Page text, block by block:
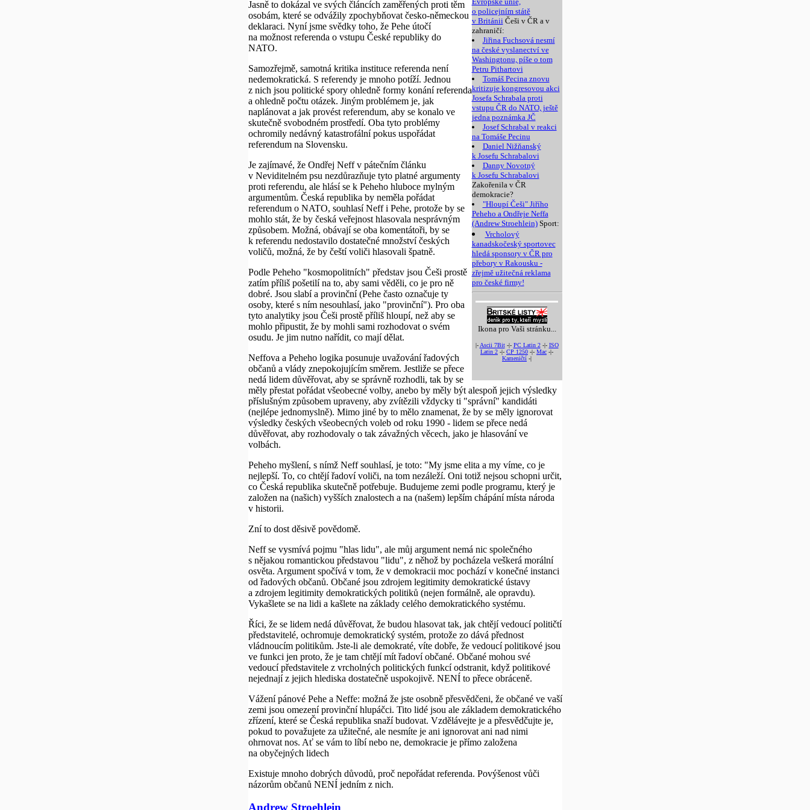
o policejním státě
v BritániiČeši v ČR a v
zahraničí:
Jiřina Fuchsová nesmí
na české vyslanectví ve
Washingtonu, píše o tom
Petru Pithartovi
Tomáš Pecina znovu
kritizuje kongresovou akci
Josefa Schrabala proti
vstupu ČR do NATO, ještě
jedna poznámka JČ
Josef Schrabal v reakci
na Tomáše Pecinu
Daniel Nižňanský
k Josefu Schrabalovi
Danny Novotný
k Josefu Schrabalovi
Zakořenila v ČR
demokracie?
"Hloupí Češi" Jiřího
Peheho a Ondřeje Neffa
(Andrew Stroehlein)Sport:
Vrcholový
kanadskočeský sportovec
hledá sponsory v ČR pro
přebory v Rakousku -
zřejmě užitečná reklama
pro české firmy!
Ikona pro Vaši stránku...
|- Ascii 7Bit-|- PC Latin 2-|- ISO
Latin 2 -|- CP 1250 -|- Mac -|-
Kameničtí -|
Jasně to dokázal ve svých článcích zaměřených proti těm
osobám, které se odvážily zpochybňovat česko-německou
deklaraci. Nyní jsme svědky toho, že Pehe útočí
na možnost referenda o vstupu České republiky do
NATO.
Samozřejmě, samotná kritika instituce referenda není
nedemokratická. S referendy je mnoho potíží. Jednou
z nich jsou politické spory ohledně formy konání referenda
a ohledně počtu otázek. Jiným problémem je, jak
naplánovat a jak provést referendum, aby se konalo ve
skutečně svobodném prostředí. Oba tyto problémy
ochromily nedávný katastrofální pokus uspořádat
referendum na Slovensku.
Je zajímavé, že Ondřej Neff v pátečním článku
v Neviditelném psu nezdůrazňuje tyto platné argumenty
proti referendu, ale hlásí se k Peheho hluboce mylným
argumentům. Česká republika by neměla pořádat
referendum o NATO, souhlasí Neff i Pehe, protože by se
mohlo stát, že by česká veřejnost hlasovala nesprávným
způsobem. Možná, obávají se oba komentátoři, by se
k referendu nedostavilo dostatečné množství českých
voličů, možná, že by čeští voliči hlasovali špatně.
Podle Peheho "kosmopolitních" představ jsou Češi prostě
zatím příliš pošetilí na to, aby sami věděli, co je pro ně
dobré. Jsou slabí a provinční (Pehe často označuje ty
osoby, které s ním nesouhlasí, jako "provinční"). Pro oba
tyto analytiky jsou Češi prostě příliš hloupí, než aby se
mohlo připustit, že by mohli sami rozhodovat o svém
osudu. Je jim nutno nařídit, co mají dělat.
Neffova a Peheho logika posunuje uvažování řadových
občanů a vlády znepokojujícím směrem. Jestliže se přece
nedá lidem důvěřovat, aby se správně rozhodli, tak by se
měly přestat pořádat všeobecné volby, anebo by měly být alespoň jejich výsledky
příslušným způsobem upraveny, aby zvítězili vždycky ti "správní" kandidáti
(nejlépe jednomyslně). Mimo jiné by to mělo znamenat, že by se měly ignorovat
výsledky českých všeobecných voleb od roku 1990 - lidem se přece nedá
důvěřovat, aby rozhodovaly o tak závažných věcech, jako je hlasování ve
volbách.
Peheho myšlení, s nímž Neff souhlasí, je toto: "My jsme elita a my víme, co je
nejlepší. To, co chtějí řadoví voliči, na tom nezáleží. Oni totiž nejsou schopni určit,
co Česká republika skutečně potřebuje. Budujeme zemi podle programu, který je
založen na (našich) vyšších znalostech a na (našem) lepším chápání místa národa
v historii.
Zní to dost děsivě povědomě.
Neff se vysmívá pojmu "hlas lidu", ale můj argument nemá nic společného
s nějakou romantickou představou "lidu", z něhož by pocházela veškerá morální
osvěta. Argument spočívá v tom, že v demokracii moc pochází v konečné instanci
od řadových občanů. Občané jsou zdrojem legitimity demokratické ústavy
a zdrojem legitimity demokratických politiků (nejen formálně, ale opravdu).
Vykašlete se na lidi a kašlete na základy celého demokratického systému.
Říci, že se lidem nedá důvěřovat, že budou hlasovat tak, jak chtějí vedoucí političtí
představitelé, ochromuje demokratický systém, protože zo dává přednost
vládnoucím politikům. Jste-li ale demokraté, víte dobře, že vedoucí politikové jsou
ve funkci jen proto, že je tam chtějí mít řadoví občané. Občané mohou své
vedoucí představitele z vrcholných politických funkcí odstranit, když politikové
nejednají z jejich hlediska dostatečně uspokojivě. NENÍ to přece obráceně.
Vážení pánové Pehe a Neffe: možná že jste osobně přesvědčeni, že občané ve vaší
zemi jsou omezení provinční hlupáčci. Tito lidé jsou ale základem demokratického
zřízení, které se Česká republika snaží budovat. Vzdělávejte je a přesvědčujte je,
pokud to považujete za užitečné, ale nesmíte je ani ignorovat ani nad nimi
ohrnovat nos. Ať se vám to líbí nebo ne, demokracie je přímo založena
na obyčejných lidech
Existuje mnoho dobrých důvodů, proč nepořádat referenda. Povýšenost vůči
názorům občanů NENÍ jedním z nich.